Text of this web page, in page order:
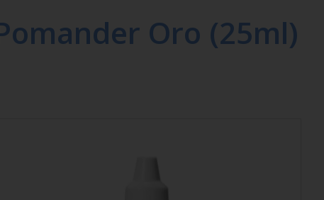
Oro (25ml)